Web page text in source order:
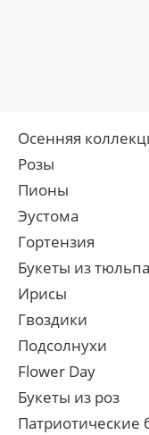
Осенняя
Розы
Пионы
Эустома
Гортензия
Букеты из
Ирисы
Гвоздики
Подсолнухи
Flower Day
Букеты из роз
Патриотические